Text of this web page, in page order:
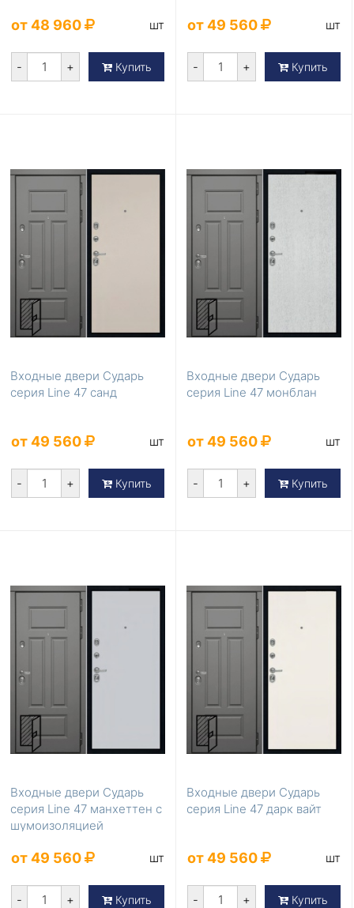
от 48 960 шт
- + Купить
от 49 560 шт
- + Купить
Входные двери Сударь
серия Line 47 санд
от 49 560 шт
- + Купить
Входные двери Сударь
серия Line 47 монблан
от 49 560 шт
- + Купить
Входные двери Сударь
серия Line 47 манхеттен с
шумоизоляцией
от 49 560 шт
- + Купить
Входные двери Сударь
серия Line 47 дарк вайт
от 49 560 шт
- + Купить